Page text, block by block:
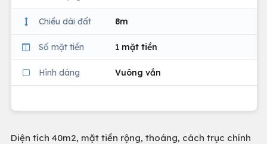
Chiều dài đất 8m
Số mặt tiền 1 mặt tiền
Hình dáng Vuông vắn
Diện tích 40m2, mặt tiền rộng, thoáng, cách trục chính